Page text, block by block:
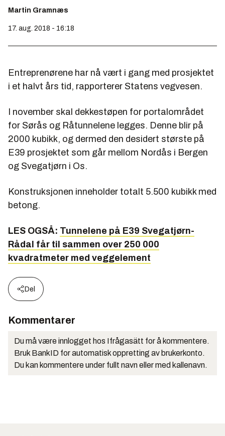
Martin Gramnæs
17. aug. 2018 - 16:18
Entreprenørene har nå vært i gang med prosjektet
i et halvt års tid, rapporterer Statens vegvesen.
I november skal dekkestøpen for portalområdet
for Sørås og Råtunnelene legges. Denne blir på
2000 kubikk, og dermed den desidert største på
E39 prosjektet som går mellom Nordås i Bergen
og Svegatjørn i Os.
Konstruksjonen inneholder totalt 5.500 kubikk med
betong.
LES OGSÅ: Tunnelene på E39 Svegatjørn-
Rådal får til sammen over 250 000
kvadratmeter med veggelement
Del
Kommentarer
Du må være innlogget hos Ifrågasätt for å kommentere.
Bruk BankID for automatisk oppretting av brukerkonto.
Du kan kommentere under fullt navn eller med kallenavn.